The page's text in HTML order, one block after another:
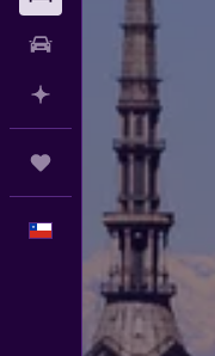
Planifica con IA
Español